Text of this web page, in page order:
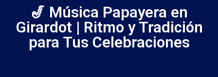
🎷 Música Papayera en
Girardot | Ritmo y Tradición
para Tus Celebraciones